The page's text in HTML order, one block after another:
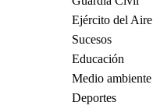
Ejército del Aire
Sucesos
Educación
Medio ambiente
Deportes